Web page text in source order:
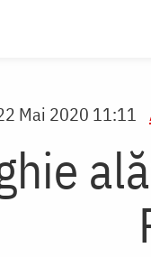
Mai 2020 11:11